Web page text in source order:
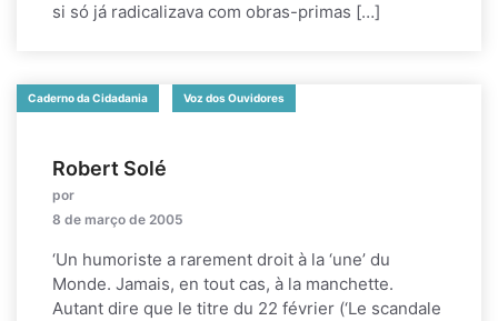
si só já radicalizava com obras-primas […]
Caderno da Cidadania Voz dos Ouvidores
Robert Solé
por
8 de março de 2005
‘Un humoriste a rarement droit à la ‘une’ du
Monde. Jamais, en tout cas, à la manchette.
Autant dire que le titre du 22 février (‘Le scandale